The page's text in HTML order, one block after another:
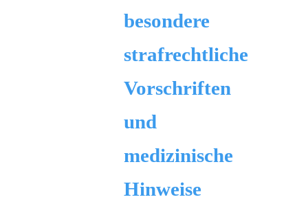
besondere
strafrechtliche
Vorschriften
und
medizinische
Hinweise